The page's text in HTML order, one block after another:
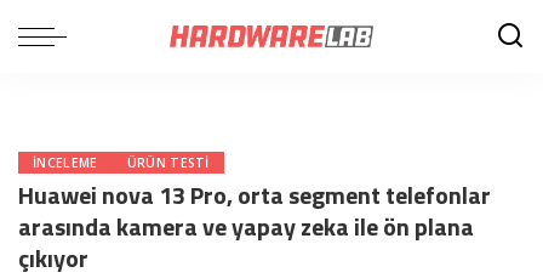
INCELEME ÜRÜN TESTI
Huawei nova 13 Pro, orta segment telefonlar
arasında kamera ve yapay zeka ile ön plana
çıkıyor